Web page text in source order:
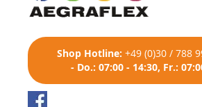
Shop Hotline: +49 (0)30 / 788
- Do.: 07:00 - 14:30, Fr.: